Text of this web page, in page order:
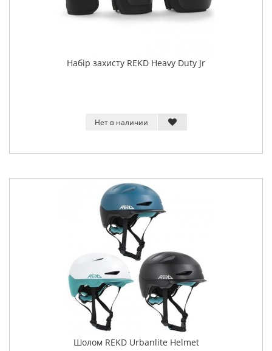
Набір захисту REKD Heavy Duty Jr
Нет в наличии
Шолом REKD Urbanlite Helmet